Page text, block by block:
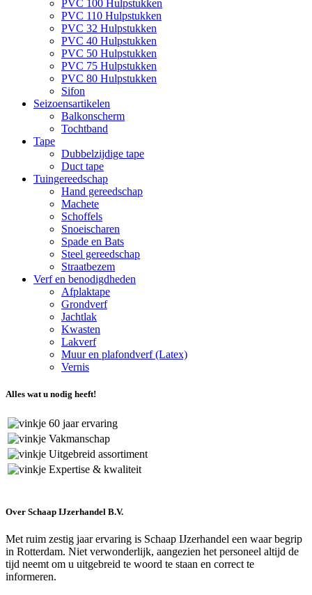
PVC 100 Hulpstukken
PVC 110 Hulpstukken
PVC 32 Hulpstukken
PVC 40 Hulpstukken
PVC 50 Hulpstukken
PVC 75 Hulpstukken
PVC 80 Hulpstukken
Sifon
Seizoensartikelen
Balkonscherm
Tochtband
Tape
Dubbelzijdige tape
Duct tape
Tuingereedschap
Hand gereedschap
Machete
Schoffels
Snoeischaren
Spade en Bats
Steel gereedschap
Straatbezem
Verf en benodigdheden
Afplaktape
Grondverf
Jachtlak
Kwasten
Lakverf
Muur en plafondverf (Latex)
Vernis
Alles wat u nodig heeft!
60 jaar ervaring
Vakmanschap
Uitgebreid assortiment
Expertise & kwaliteit
Over Schaap IJzerhandel B.V.
Met ruim zestig jaar ervaring is Schaap IJzerhandel een waar begrip
in Rotterdam. Niet verwonderlijk, aangezien het personeel altijd de
tijd neemt om u uitgebreid te woord te staan en correct te
informeren.